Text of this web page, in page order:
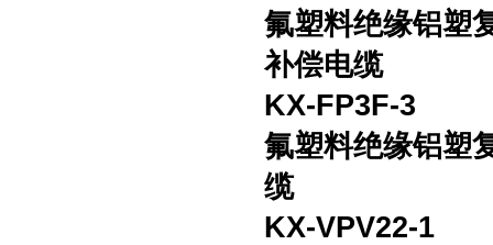
氟塑料绝缘铝塑
补偿电缆
KX-FP3F-3
氟塑料绝缘铝塑
缆
KX-VPV22-1